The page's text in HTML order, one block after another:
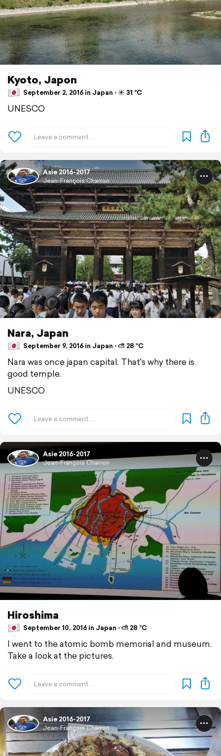
Kyoto, Japon
September 2, 2016 in Japan ⋅ ☀️ 31 °C
UNESCO
Asie 2016-2017
Jean-François Charron
Nara, Japan
September 9, 2016 in Japan ⋅ ⛅ 28 °C
Nara was once japan capital. That's why there is
good temple.
UNESCO
Asie 2016-2017
Jean-François Charron
Hiroshima
September 10, 2016 in Japan ⋅ ⛅ 28 °C
I went to the atomic bomb memorial and museum.
Take a look at the pictures.
Asie 2016-2017
Jean-François Charron